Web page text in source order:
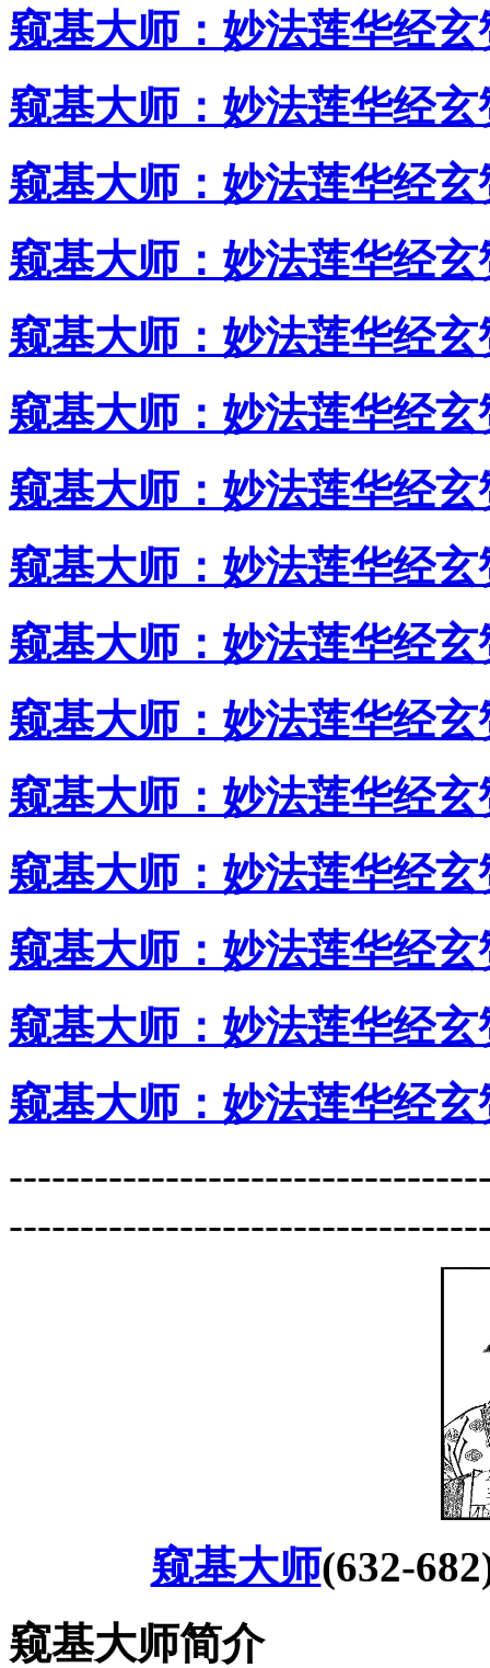
窥基大师：妙法莲华经
窥基大师：妙法莲华经
窥基大师：妙法莲华经
窥基大师：妙法莲华经
窥基大师：妙法莲华经
窥基大师：妙法莲华经
窥基大师：妙法莲华经
窥基大师：妙法莲华经
窥基大师：妙法莲华经
窥基大师：妙法莲华经
窥基大师：妙法莲华经
窥基大师：妙法莲华经
窥基大师：妙法莲华经
窥基大师：妙法莲华经
窥基大师：妙法莲华经
窥基大师(632-
窥基大师简介